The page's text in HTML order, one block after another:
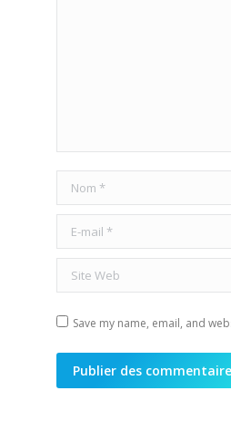
Nom *
E-mail *
Site Web
Save my name, email, and
Publier des